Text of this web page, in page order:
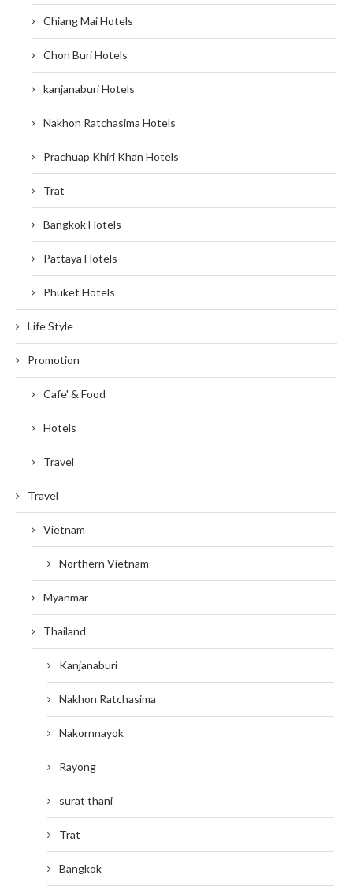
Chiang Mai Hotels
Chon Buri Hotels
kanjanaburi Hotels
Nakhon Ratchasima Hotels
Prachuap Khiri Khan Hotels
Trat
Bangkok Hotels
Pattaya Hotels
Phuket Hotels
Life Style
Promotion
Cafe' & Food
Hotels
Travel
Travel
Vietnam
Northern Vietnam
Myanmar
Thailand
Kanjanaburi
Nakhon Ratchasima
Nakornnayok
Rayong
surat thani
Trat
Bangkok